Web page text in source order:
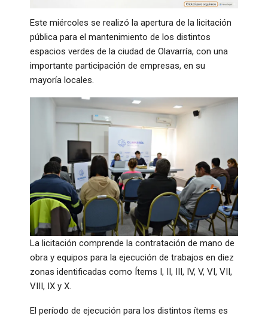
Este miércoles se realizó la apertura de la licitación
pública para el mantenimiento de los distintos
espacios verdes de la ciudad de Olavarría, con una
importante participación de empresas, en su
mayoría locales.
La licitación comprende la contratación de mano de
obra y equipos para la ejecución de trabajos en diez
zonas identificadas como Ítems I, II, III, IV, V, VI, VII,
VIII, IX y X.
El período de ejecución para los distintos ítems es